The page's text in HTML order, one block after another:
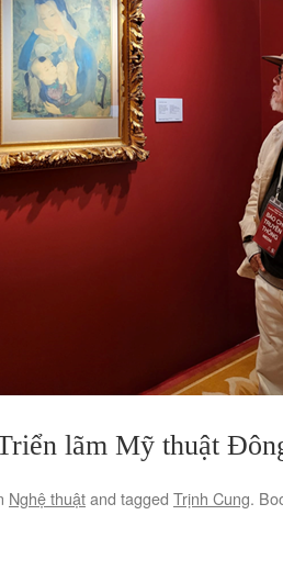
lãm Mỹ thuật
Nghệ thuậtand tagged Trịnh Cung.